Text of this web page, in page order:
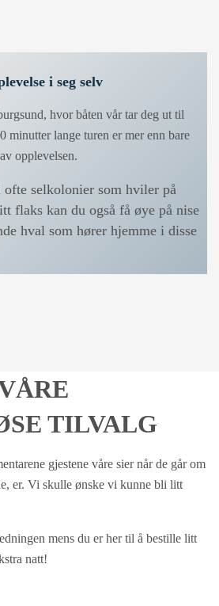
i seg selv
hvor båten vår tar deg ut til
minutter lange turen er mer enn bare
opplevelsen.
ofte selkolonier som hviler på
flaks kan du også få øye på nise
hval som hører hjemme i disse
TILVALG
gjestene våre sier når de går om
er. Vi skulle ønske vi kunne bli litt
mens du er her til å bestille litt
natt!